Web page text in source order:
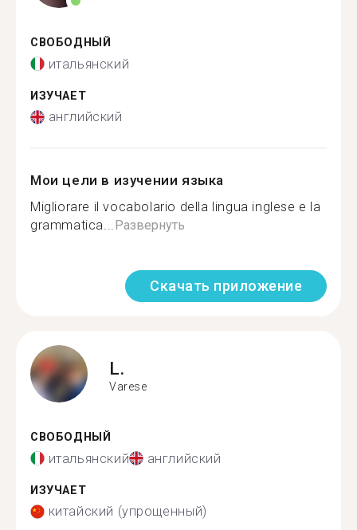
СВОБОДНЫЙ
итальянский
ИЗУЧАЕТ
английский
Мои цели в изучении языка
Migliorare il vocabolario della lingua inglese e la
grammatica...Развернуть
Скачать приложение
L.
Varese
СВОБОДНЫЙ
итальянский английский
ИЗУЧАЕТ
китайский (упрощенный)